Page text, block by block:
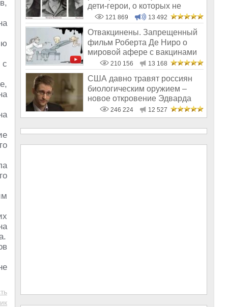
с
дети-герои, о которых не
рассказывают в шк
121 869 13 492
Отвакцинены. Запрещенный
фильм Роберта Де Ниро о
мировой афере с вакцинами
210 156 13 168
США давно травят россиян
биологическим оружием –
новое откровение Эдварда
Сноудена
246 224 12 527